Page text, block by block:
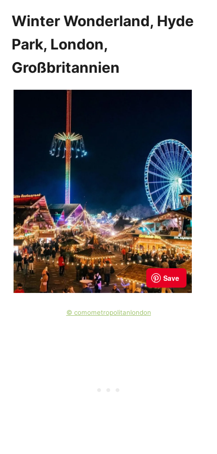
Winter Wonderland, Hyde
Park, London,
Großbritannien
© comometropolitanlondon